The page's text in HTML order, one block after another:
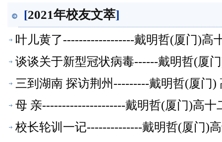
[2021年校友文萃]
叶儿黄了------------------戴明哲(厦门)高
谈谈关于新型冠状病毒------戴明哲(厦
三到湖南 探访荆州---------戴明哲(厦门
母 亲---------------------戴明哲(厦门)高
校长轮训一记--------------戴明哲(厦门)